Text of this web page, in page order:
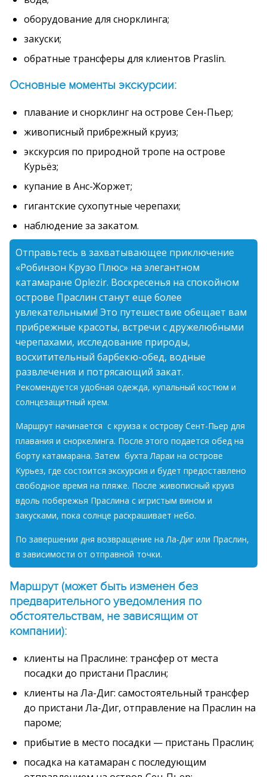
оборудование для снорклинга;
закуски;
обратные трансферы для клиентов Praslin.
Основные моменты экскурсии:
плавание и снорклинг на острове Сен-Пьер;
живописный прибрежный круиз;
экскурсия по природной тропе на острове
Курьёз;
купание в Анс-Жоржет;
гигантские сухопутные черепахи;
наблюдение за закатом.
Отправьтесь в захватывающее приключение
«Робинзон Крузо Плюс» на элегантном
катамаране Oplezir. Воскресенья на спокойном
острове Праслин станут еще более
увлекательными! Это путешествие обещает вам
прибрежные красоты, встречи с дружелюбными
черепахами, исследование природы,
восхитительный барбекю-обед, водные
развлечения и потрясающий закат.
Рекомендуется удобная одежда, купальный костюм и
солнцезащитный крем.
Маршрут начинается с круиза к острову Сент-Пьер для
плавания и сноркелинга. После этого подается обед на
борту катамарана. Затем бухта Лараи на острове
Курьез, где состоится экскурсия и будет предоставлено
свободное время на пляже. После живописный круиз
вдоль побережья Праслина с игристым вином и
закусками, пока солнце раскрашивает небо.
По завершении дня возвращение на Ла-Диг или Праслин,
в зависимости от отправной точки.
Маршрут (может быть изменен без
предварительного уведомления по
обстоятельствам, не зависящим от
компании):
клиенты на Праслине: трансфер от места
посадки до пристани Праслин;
клиенты на Ла-Диг: самостоятельный трансфер
до пристани Ла-Диг, отправление на Праслин на
пароме;
прибытие в место посадки — пристань Праслин;
посадка на катамаран с последующим